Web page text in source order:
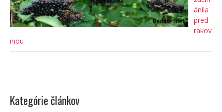
ánila
pred
rakov
inou
Kategórie článkov